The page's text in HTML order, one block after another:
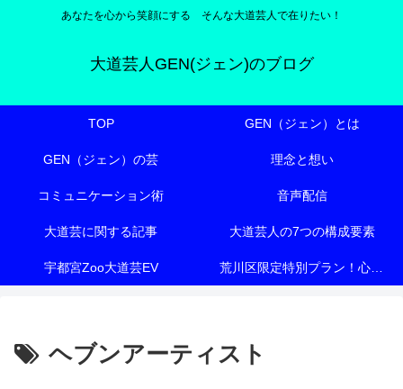
あなたを心から笑顔にする そんな大道芸人で在りたい！
大道芸人GEN(ジェン)のブログ
TOP GEN（ジェン）とは
GEN（ジェン）の芸 理念と想い
コミュニケーション術 音声配信
大道芸に関する記事 大道芸人の7つの構成要素
宇都宮Zoo大道芸EV 荒川区限定特別プラン！心も体も元気にする『有料老人ホーム向け特別エンターテイメント』
ヘブンアーティスト